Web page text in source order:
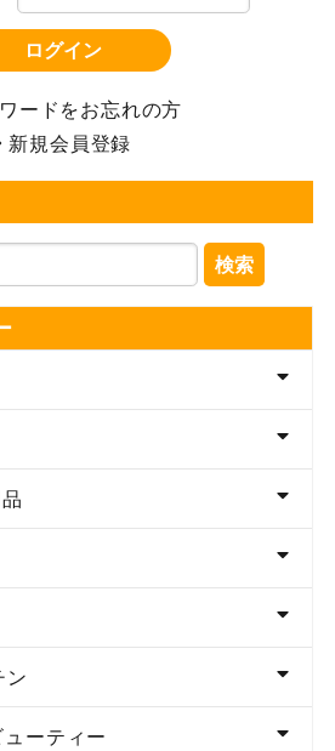
ログイン
ードをお忘れの方
新規会員登録
検索
ン
ーティー